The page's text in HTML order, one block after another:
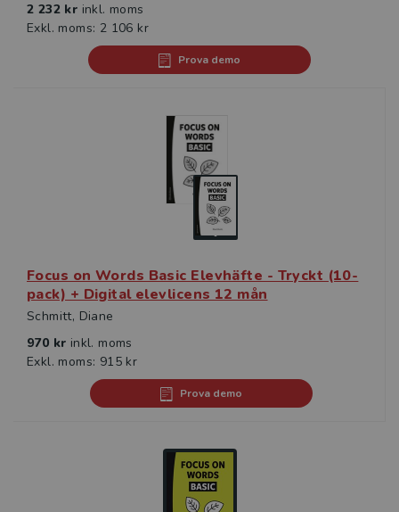
2 232 kr inkl. moms
Exkl. moms: 2 106 kr
Prova demo
Focus on Words Basic Elevhäfte - Tryckt (10-
pack) + Digital elevlicens 12 mån
Schmitt, Diane
970 kr inkl. moms
Exkl. moms: 915 kr
Prova demo